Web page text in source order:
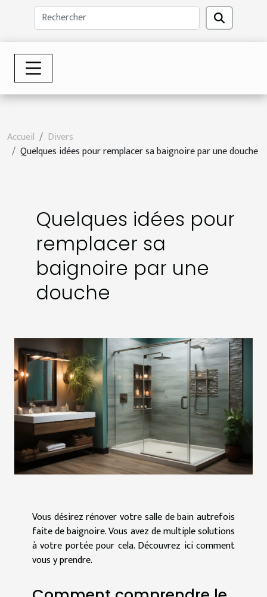
Accueil
Divers
Quelques idées pour remplacer sa baignoire par une douche
Quelques idées pour
remplacer sa
baignoire par une
douche
Vous désirez rénover votre salle de bain autrefois
faite de baignoire. Vous avez de multiple solutions
à votre portée pour cela. Découvrez ici comment
vous y prendre.